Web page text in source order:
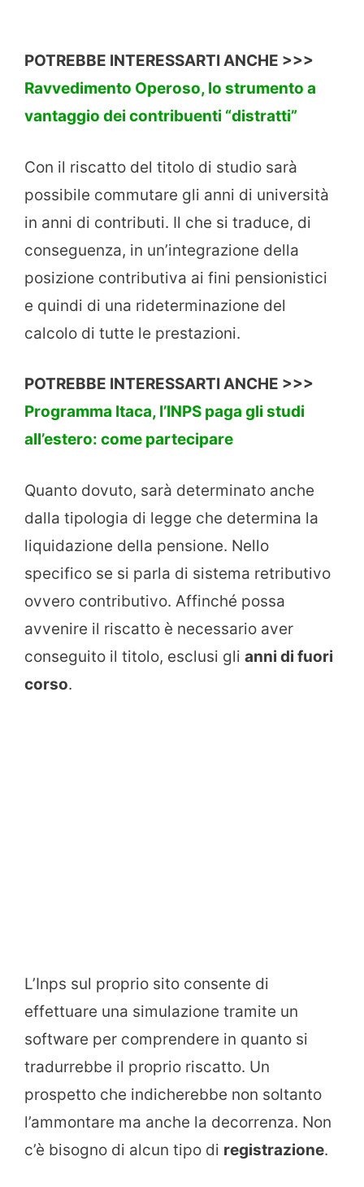
POTREBBE INTERESSARTI ANCHE >>>
Ravvedimento Operoso, lo strumento a
vantaggio dei contribuenti “distratti”
Con il riscatto del titolo di studio sarà
possibile commutare gli anni di università
in anni di contributi. Il che si traduce, di
conseguenza, in un’integrazione della
posizione contributiva ai fini pensionistici
e quindi di una rideterminazione del
calcolo di tutte le prestazioni.
POTREBBE INTERESSARTI ANCHE >>>
Programma Itaca, l’INPS paga gli studi
all’estero: come partecipare
Quanto dovuto, sarà determinato anche
dalla tipologia di legge che determina la
liquidazione della pensione. Nello
specifico se si parla di sistema retributivo
ovvero contributivo. Affinché possa
avvenire il riscatto è necessario aver
conseguito il titolo, esclusi gli anni di fuori
corso.
L’Inps sul proprio sito consente di
effettuare una simulazione tramite un
software per comprendere in quanto si
tradurrebbe il proprio riscatto. Un
prospetto che indicherebbe non soltanto
l’ammontare ma anche la decorrenza. Non
c’è bisogno di alcun tipo di registrazione.